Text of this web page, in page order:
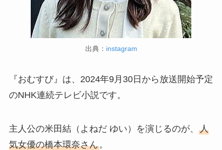
出典： instagram
『おむすび』は、2024年9月30日から放送開始予定
のNHK連続テレビ小説です。
主人公の米田結（よねだ ゆい）を演じるのが、 人
気女優の橋本環奈さん。